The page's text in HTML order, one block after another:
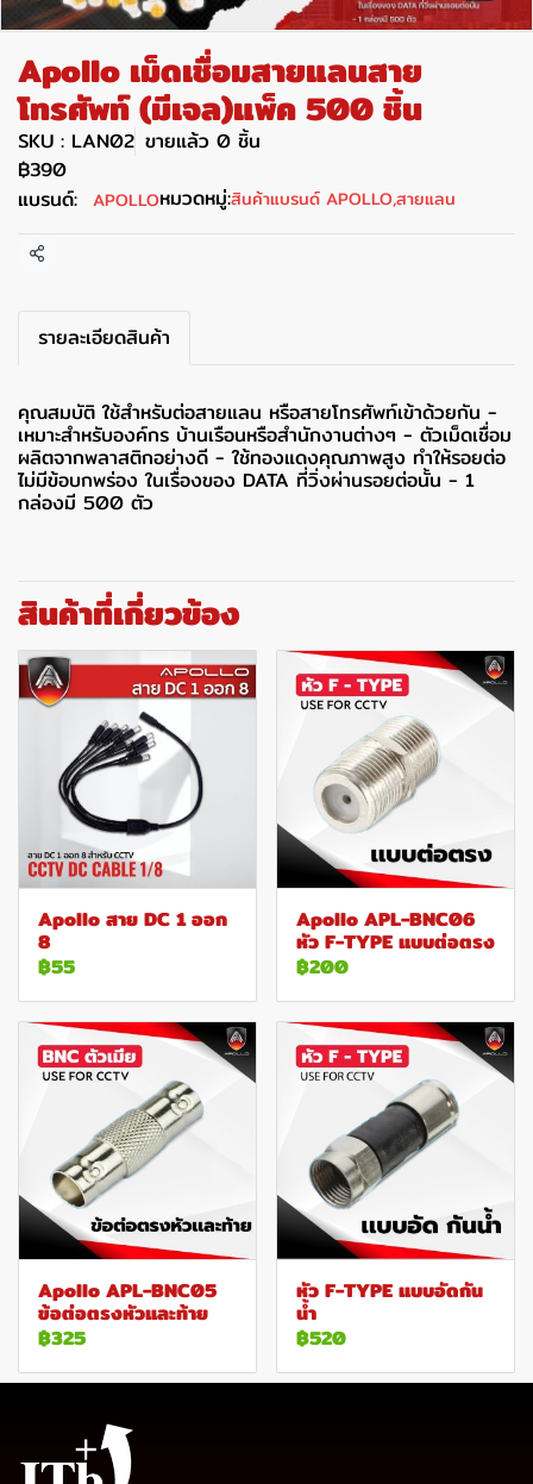
Apollo เม็ดเชื่อมสายแลนสาย
โทรศัพท์ (มีเจล)แพ็ค 500 ชิ้น
SKU : LAN02 ขายแล้ว 0 ชิ้น
฿390
แบรนด์: APOLLOหมวดหมู่:สินค้าแบรนด์ APOLLO,สายแลน
แชร์
รายละเอียดสินค้า
คุณสมบัติ ใช้สำหรับต่อสายแลน หรือสายโทรศัพท์เข้าด้วยกัน -
เหมาะสำหรับองค์กร บ้านเรือนหรือสำนักงานต่างๆ - ตัวเม็ดเชื่อม
ผลิตจากพลาสติกอย่างดี - ใช้ทองแดงคุณภาพสูง ทำให้รอยต่อ
ไม่มีข้อบกพร่อง ในเรื่องของ DATA ที่วิ่งผ่านรอยต่อนั้น - 1
กล่องมี 500 ตัว
สินค้าที่เกี่ยวข้อง
Apollo สาย DC 1 ออก
8
฿55
Apollo APL-BNC06
หัว F-TYPE แบบต่อตรง
฿200
Apollo APL-BNC05
ข้อต่อตรงหัวและท้าย
฿325
หัว F-TYPE แบบอัดกัน
น้ำ
฿520